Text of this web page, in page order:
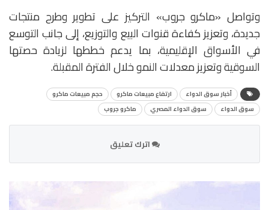
وتواصل «ماكرو جروب» التركيز على تطوير وطرح منتجات
جديدة، وتعزيز كفاءة قنوات البيع والتوزيع، إلى جانب التوسع
في الأسواق الإقليمية، بما يدعم خططها لزيادة حصتها
السوقية وتعزيز معدلات النمو خلال الفترة المقبلة.
أخبار سوق الدواء ارتفاع مبيعات ماكرو
حجم مبيعات ماكرو
سوق الدواء
سوق الدواء المصري ماكرو جروب
اترك تعليق